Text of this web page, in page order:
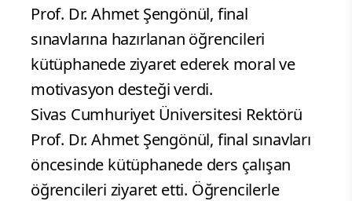
Prof. Dr. Ahmet Şengönül, final
sınavlarına hazırlanan öğrencileri
kütüphanede ziyaret ederek moral ve
motivasyon desteği verdi.
Sivas Cumhuriyet Üniversitesi Rektörü
Prof. Dr. Ahmet Şengönül, final sınavları
öncesinde kütüphanede ders çalışan
öğrencileri ziyaret etti. Öğrencilerle